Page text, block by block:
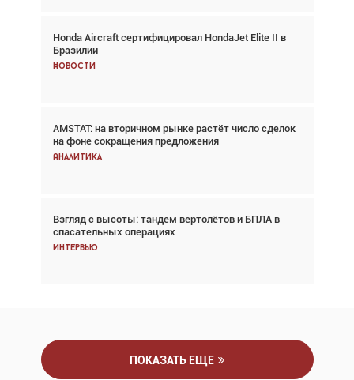
Honda Aircraft сертифицировал HondaJet Elite II в
Бразилии
Новости
AMSTAT: на вторичном рынке растёт число сделок
на фоне сокращения предложения
Аналитика
Взгляд с высоты: тандем вертолётов и БПЛА в
спасательных операциях
Интервью
Авиационный фотограф Дэйв Кох: «Фотография
говорит сама за себя... а ИИ всё портит»
Новости
Проблемы с цепочками поставок сохраняются
Аналитика
Частный самолёт – это актив. Подходите к
покупке соответствующим образом
Интервью
ПОКАЗАТЬ ЕЩЕ